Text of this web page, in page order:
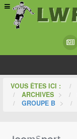
VOUS ÊTES ICI :
ARCHIVES >
GROUPE B >